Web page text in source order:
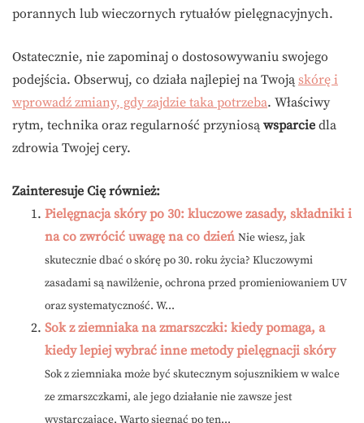
porannych lub wieczornych rytuałów pielęgnacyjnych.
Ostatecznie, nie zapominaj o dostosowywaniu swojego
podejścia. Obserwuj, co działa najlepiej na Twoją skórę i
wprowadź zmiany, gdy zajdzie taka potrzeba. Właściwy
rytm, technika oraz regularność przyniosą wsparcie dla
zdrowia Twojej cery.
Zainteresuje Cię również:
Pielęgnacja skóry po 30: kluczowe zasady, składniki i
na co zwrócić uwagę na co dzień Nie wiesz, jak
skutecznie dbać o skórę po 30. roku życia? Kluczowymi
zasadami są nawilżenie, ochrona przed promieniowaniem UV
oraz systematyczność. W...
Sok z ziemniaka na zmarszczki: kiedy pomaga, a
kiedy lepiej wybrać inne metody pielęgnacji skóry
Sok z ziemniaka może być skutecznym sojusznikiem w walce
ze zmarszczkami, ale jego działanie nie zawsze jest
wystarczające. Warto sięgnąć po ten...